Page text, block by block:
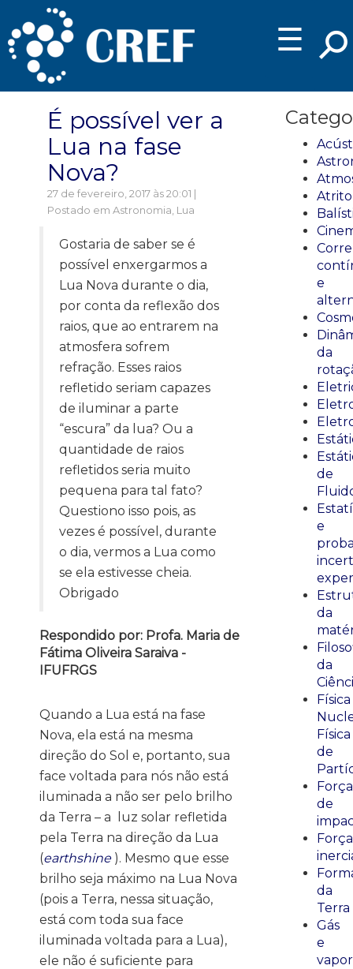
☰
É possível ver a
Lua na fase
Nova?
27 de fevereiro, 2017 às 20:01 |
Postado em Astronomia, Lua
Gostaria de saber se é
possível enxergarmos a
Lua Nova durante o dia,
por conta da reflexão dos
raios, que ao entrarem na
atmosfera sofrem
refração. Esses raios
refletido seriam capazes
de iluminar a parte
“escura” da lua? Ou a
quantidade de raios
refletidos seria muito
pequena para tal fato?
Questiono isso pois, as
vezes é possível, durante
o dia, vermos a Lua como
se ela estivesse cheia.
Obrigado
Respondido por: Profa. Maria de
Fátima Oliveira Saraiva -
IFUFRGS
Quando a Lua está na fase
Nova, ela está na mesma
direção do Sol e, portanto, sua
face voltada para nós não está
iluminada a não ser pelo brilho
da Terra – a
luz solar refletida
pela Terra na direção da Lua
(earthshine ). Mesmo que esse
brilho seja máximo na Lua Nova
(pois a Terra, nessa situação,
está com toda sua face
iluminada voltada para a Lua),
ele não é suficiente para
Atrito
e
da
de
e
da
da
Física
Física
de
Força
de
da
Terra
Gás
e
vapor